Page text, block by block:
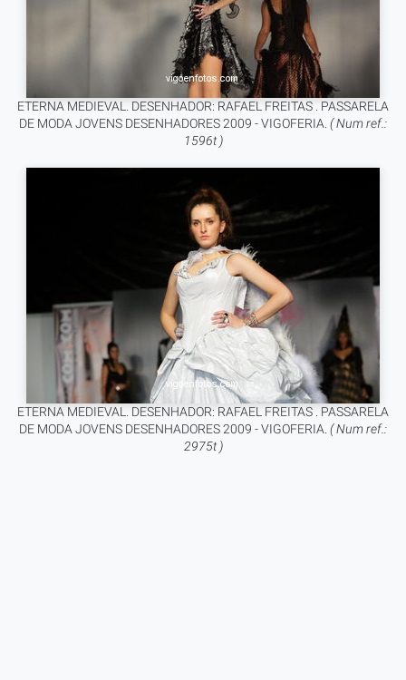
ETERNA MEDIEVAL. DESENHADOR: RAFAEL FREITAS . PASSARELA
DE MODA JOVENS DESENHADORES 2009 - VIGOFERIA. ( Num ref.:
1596t )
ETERNA MEDIEVAL. DESENHADOR: RAFAEL FREITAS . PASSARELA
DE MODA JOVENS DESENHADORES 2009 - VIGOFERIA. ( Num ref.:
2975t )